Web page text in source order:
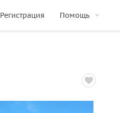
Регистрация Помощь